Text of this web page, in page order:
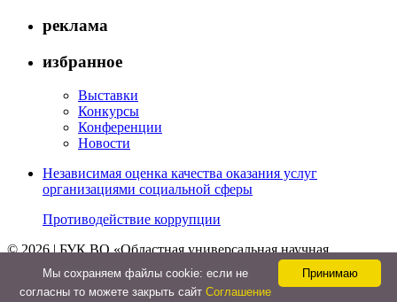
реклама
избранное
Выставки
Конкурсы
Конференции
Новости
Независимая оценка качества оказания услуг
организациями социальной сферы
Противодействие коррупции
© 2026 | БУК ВО «Областная универсальная научная
библиотека»
Принимаю
Мы cохраняем файлы cookie: если не
согласны то можете закрыть сайт Соглашение